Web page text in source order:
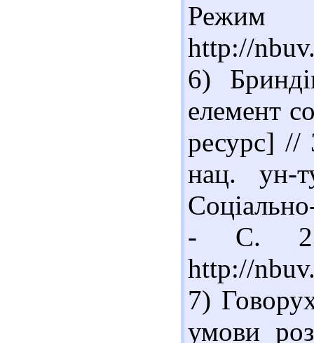
http://
6)
елемент
ресурс] //
нац. ун-
- С.
http://
7)
умови